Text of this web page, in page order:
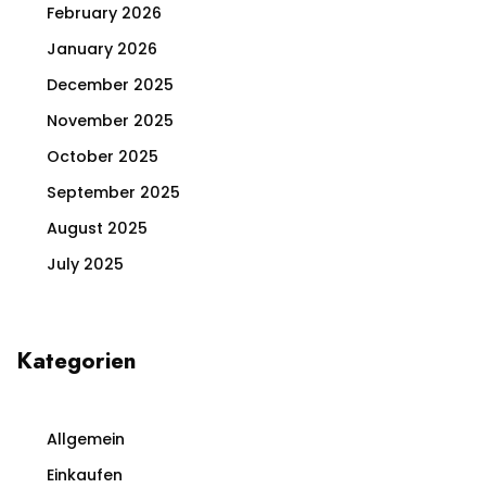
February 2026
January 2026
December 2025
November 2025
October 2025
September 2025
August 2025
July 2025
Kategorien
Allgemein
Einkaufen